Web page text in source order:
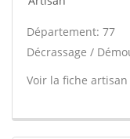
Département: 77
Décrassage /
Voir la fiche artisan